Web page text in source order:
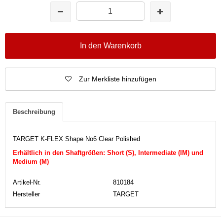
In den Warenkorb
Zur Merkliste hinzufügen
Beschreibung
TARGET K-FLEX Shape No6 Clear Polished
Erhältlich in den Shaftgrößen: Short (S), Intermediate (IM) und
Medium (M)
Artikel-Nr.
810184
Hersteller
TARGET